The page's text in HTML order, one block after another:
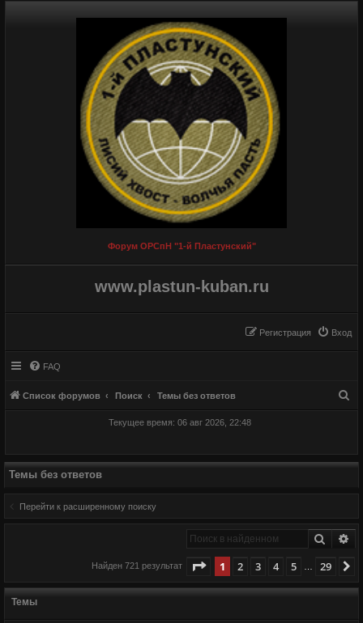
Форум ОРСпН "1-й Пластунский"
www.plastun-kuban.ru
Вход
Регистрация
FAQ
Список форумов Поиск Темы без ответов
Текущее время: 06 авг 2026, 22:48
Темы без ответов
Перейти к расширенному поиску
Поиск
Найден 721 результат Страница из 29
1 2 3 4 5 29
Темы